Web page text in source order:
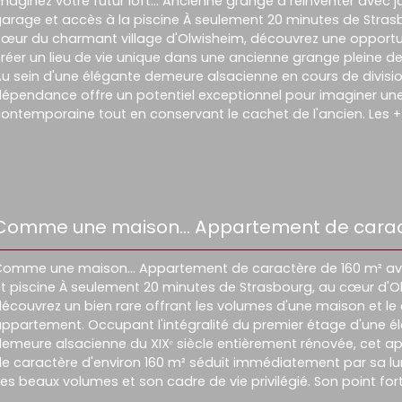
et accès à la piscine À seulement 20 minutes de
du charmant village d'Olwisheim, découvrez une
un lieu de vie unique dans une ancienne grange pleine
sein d'une élégante demeure alsacienne en cours de
offre un potentiel exceptionnel pour imaginer
tout en conservant le cachet de l'ancien. Les
la création d'une mezzanine. Un cadre idéal pour
lumineux et spectaculaire. Au rez-de-chaussée, un
m² est déjà aménagé en cuisine d'été avec douche et WC.
accès direct au jardin et pourra facilement s'intégrer à
Un vaste garage d'environ 60 m² complète l'ensemble.
de stationner deux véhicules tout en offrant un
À l'extérieur, vous profiterez d'un jardin privatif
prolongement de l'habitation, ainsi que d'un accès à
détente avec piscine, partagé au sein de la
une maison… Appartement de
m² avec terrasse et piscine
une maison… Appartement de caractère de 160 m²
piscine À seulement 20 minutes de Strasbourg, au cœur
un bien rare offrant les volumes d'une maison et
Occupant l'intégralité du premier étage d'une
alsacienne du XIXᵉ siècle entièrement rénovée, cet
caractère d'environ 160 m² séduit immédiatement par sa
beaux volumes et son cadre de vie privilégié. Son point